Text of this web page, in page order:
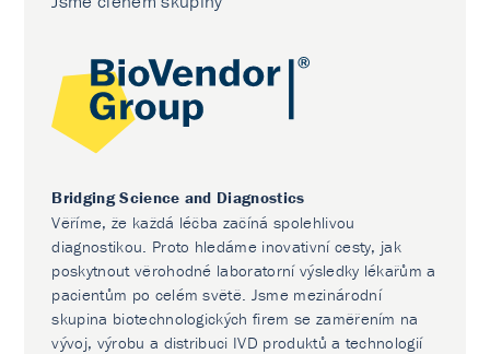
Bridging Science and Diagnostics
Věříme, že každá léčba začíná spolehlivou
diagnostikou. Proto hledáme inovativní cesty, jak
poskytnout věrohodné laboratorní výsledky lékařům a
pacientům po celém světě. Jsme mezinárodní
skupina biotechnologických firem se zaměřením na
vývoj, výrobu a distribuci IVD produktů a technologií